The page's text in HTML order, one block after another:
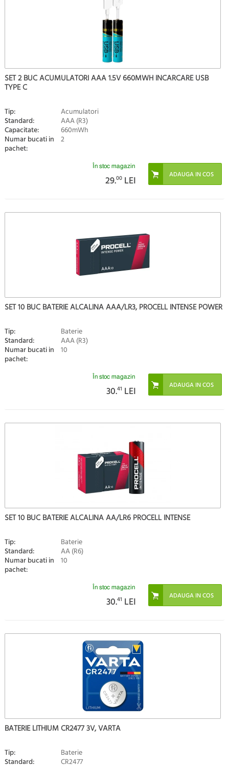
SET 2 BUC ACUMULATORI AAA 1.5V 660MWH INCARCARE USB
TYPE C
Tip: Acumulatori
Standard: AAA (R3)
Capacitate: 660mWh
Numar bucati in
pachet:
2
În stoc magazin
29.00 LEI
SET 10 BUC BATERIE ALCALINA AAA/LR3, PROCELL INTENSE POWER
Tip: Baterie
Standard: AAA (R3)
Numar bucati in
pachet:
10
În stoc magazin
30.41 LEI
SET 10 BUC BATERIE ALCALINA AA/LR6 PROCELL INTENSE
Tip: Baterie
Standard: AA (R6)
Numar bucati in
pachet:
10
În stoc magazin
30.41 LEI
BATERIE LITHIUM CR2477 3V, VARTA
Tip: Baterie
Standard: CR2477